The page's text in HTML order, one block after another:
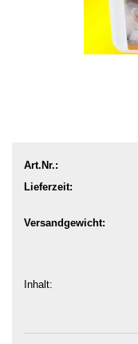
Art.Nr.:
Lieferzeit:
Versandgewicht:
Inhalt: